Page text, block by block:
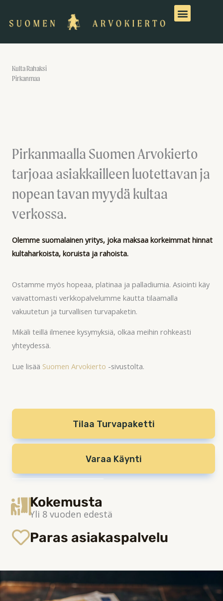
sisältöön
Kulta Rahaksi
Pirkanmaa
Pirkanmaalla Suomen Arvokierto
tarjoaa asiakkailleen luotettavan ja
nopean tavan myydä kultaa
verkossa.
Olemme suomalainen yritys, joka maksaa korkeimmat hinnat
kultaharkoista, koruista ja rahoista.
Ostamme myös hopeaa, platinaa ja palladiumia. Asiointi käy
vaivattomasti verkkopalvelumme kautta tilaamalla
vakuutetun ja turvallisen turvapaketin.
Mikäli teillä ilmenee kysymyksiä, olkaa meihin rohkeasti
yhteydessä.
Lue lisää Suomen Arvokierto -sivustolta.
Tilaa Turvapaketti
Varaa Käynti
Kokemusta
Yli 8 vuoden edestä
Paras asiakaspalvelu